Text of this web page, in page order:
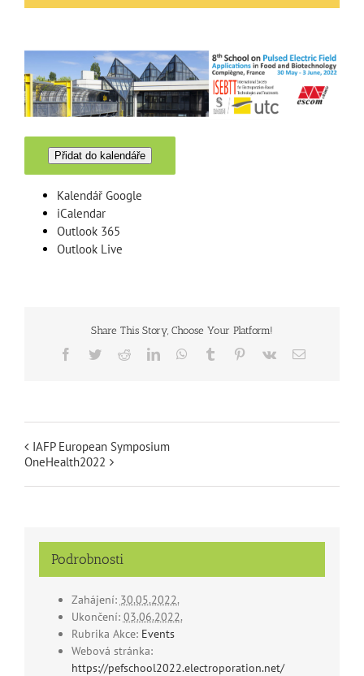
Přidat do kalendáře
Kalendář Google
iCalendar
Outlook 365
Outlook Live
Share This Story, Choose Your Platform!
Facebook
TwitterRedditLinkedInWhatsApp
Tumblr Pinterest
Vk Email
IAFP European Symposium
OneHealth2022
Podrobnosti
Zahájení: 30.05.2022.
Ukončení: 03.06.2022.
Rubrika Akce: Events
Webová stránka:
https://pefschool2022.electroporation.net/